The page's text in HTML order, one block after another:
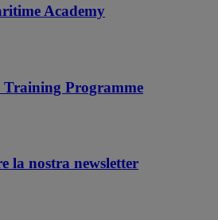
Academy
Programme
la nostra newsletter